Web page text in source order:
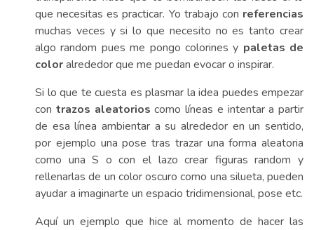
que necesitas es practicar. Yo trabajo con referencias
muchas veces y si lo que necesito no es tanto crear
algo random pues me pongo colorines y paletas de
coloralrededor que me puedan evocar o inspirar.
Si lo que te cuesta es plasmar la idea puedes empezar
con trazos aleatorios como líneas e intentar a partir
de esa línea ambientar a su alrededor en un sentido,
por ejemplo una pose tras trazar una forma aleatoria
como una S o con el lazo crear figuras random y
rellenarlas de un color oscuro como una silueta, pueden
ayudar a imaginarte un espacio tridimensional, pose etc.
Aquí un ejemplo que hice al momento de hacer las